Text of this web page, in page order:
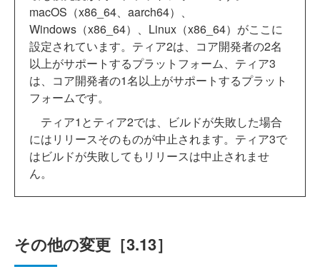
macOS（x86_64、aarch64）、
Windows（x86_64）、Linux（x86_64）がここに
設定されています。ティア2は、コア開発者の2名
以上がサポートするプラットフォーム、ティア3
は、コア開発者の1名以上がサポートするプラット
フォームです。
ティア1とティア2では、ビルドが失敗した場合
にはリリースそのものが中止されます。ティア3で
はビルドが失敗してもリリースは中止されませ
ん。
その他の変更［3.13］